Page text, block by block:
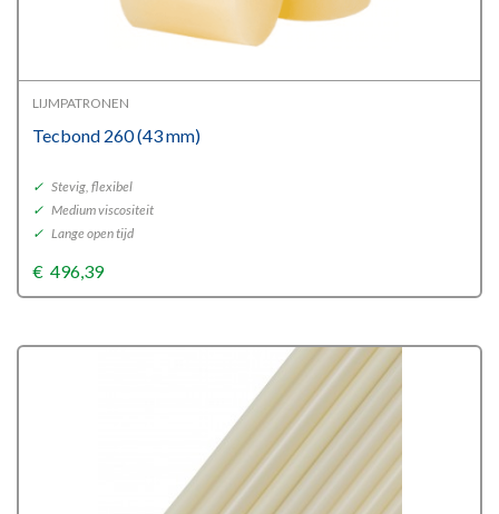
LIJMPATRONEN
Tecbond 260 (43 mm)
✓ Stevig, flexibel
✓ Medium viscositeit
✓ Lange open tijd
€ 496,39